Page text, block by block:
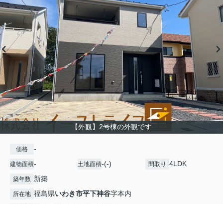
【外観】2号棟の外観です
価格 -
建物面積- 土地面積-(-) 間取り 4LDK
築年数 新築
所在地 福島県いわき市平下神谷字本内